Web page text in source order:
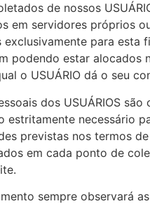
de nossos
em servidores próprios
para esta
podendo estar alocados
o USUÁRIO dá o seu
dos USUÁRIOS são
estritamente necessário
previstas nos termos
em cada ponto de
sempre observará